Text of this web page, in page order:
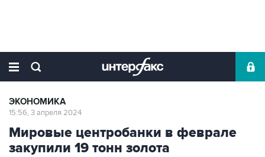
ЭКОНОМИКА
15:56, 3 апреля 2024
Мировые центробанки в феврале
закупили 19 тонн золота